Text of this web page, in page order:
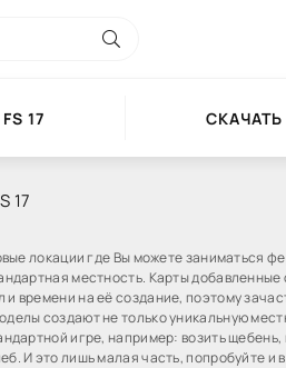
17 СКАЧАТЬ
17
локации где Вы можете заниматься
местность. Карты
времени на её создание, поэтому
создают не только уникальную
игре, например: возить щебень,
И это лишь малая часть, попробуйте и